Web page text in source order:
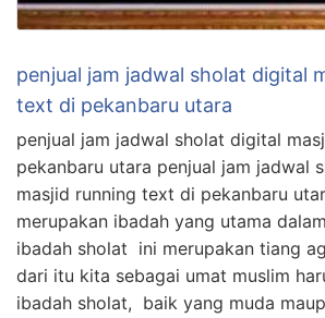
penjual jam jadwal sholat digital
text di pekanbaru utara
penjual jam jadwal sholat digital
pekanbaru utara penjual jam jadwal
masjid running text di pekanbaru
merupakan ibadah yang utama
ibadah sholat ini merupakan tiang
dari itu kita sebagai umat muslim
ibadah sholat, baik yang muda